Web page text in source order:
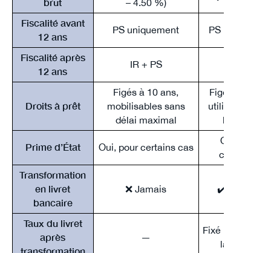
brut
– 4.50 %)
Fiscalité avant
12 ans
PS uniquement PS
Fiscalité après
12 ans
IR + PS
Droits à prêt
Figés à 10 ans,
mobilisables sans
délai maximal
Figés à 10
utilisables
les 5 ans
Prime d’État Oui, pour certains cas
Oui, selon
conditions
Transformation
en livret
bancaire
❌ Jamais ✔️ À 15 ans
Taux du livret
après
—
Fixé librement
la banque